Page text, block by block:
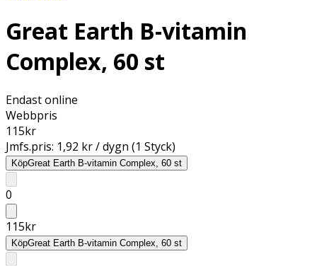
Great Earth B-vitamin
Complex, 60 st
Endast online
Webbpris
115kr
Jmfs.pris: 1,92 kr / dygn (1 Styck)
KöpGreat Earth B-vitamin Complex, 60 st
0
115kr
KöpGreat Earth B-vitamin Complex, 60 st